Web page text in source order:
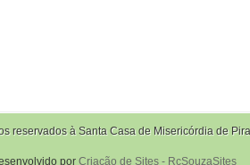
reservados à Santa Casa de Misericórdia de
por Criação de Sites - RcSouzaSites